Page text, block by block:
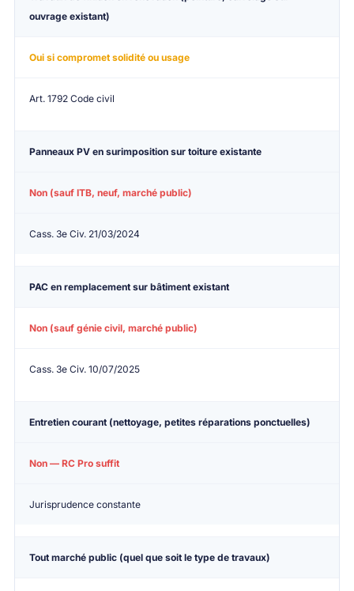
ouvrage existant)
Oui si compromet solidité ou usage
Art. 1792 Code civil
Panneaux PV en surimposition sur toiture existante
Non (sauf ITB, neuf, marché public)
Cass. 3e Civ. 21/03/2024
PAC en remplacement sur bâtiment existant
Non (sauf génie civil, marché public)
Cass. 3e Civ. 10/07/2025
Entretien courant (nettoyage, petites réparations ponctuelles)
Non — RC Pro suffit
Jurisprudence constante
Tout marché public (quel que soit le type de travaux)